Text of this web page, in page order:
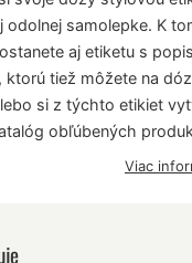
odolnej samolepke. K
aj etiketu s
ktorú tiež môžete na
si z týchto etikiet
obľúbených
Viac